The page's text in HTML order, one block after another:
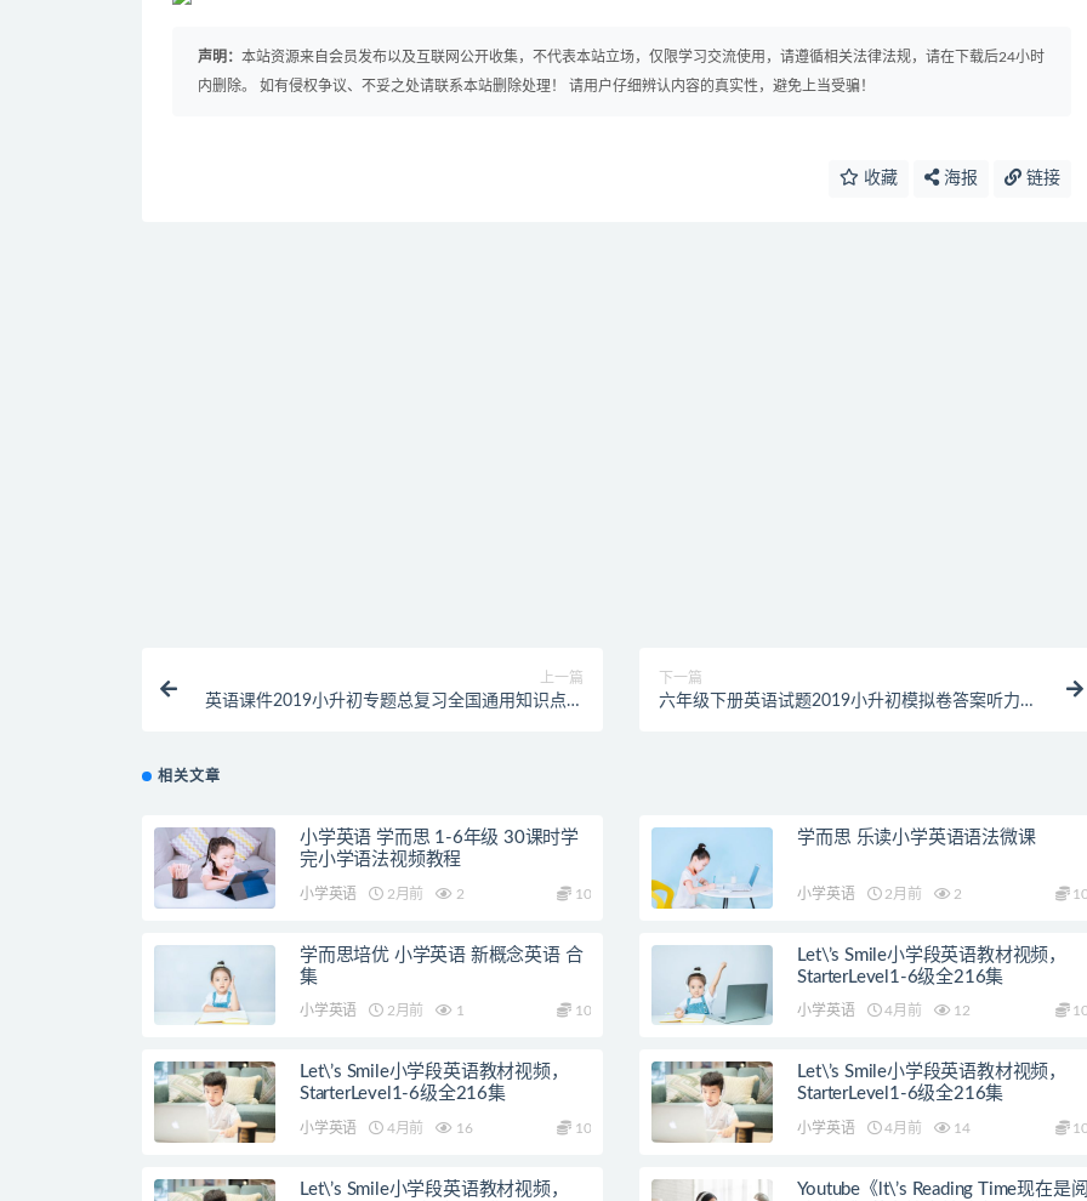
声明： 本站资源来自会员发布以及互联网公开收集，不代表本站立场，仅限学习交流使用，请遵循相关法律法规，请在下载后24小时
内删除。 如有侵权争议、不妥之处请联系本站删除处理！ 请用户仔细辨认内容的真实性，避免上当受骗！
收藏 海报 链接
上一篇
英语课件2019小升初专题总复习全国通用知识点讲
下一篇
六年级下册英语试题2019小升初模拟卷答案听力材
相关文章
小学英语 学而思 1-6年级 30课时学
完小学语法视频教程
小学英语 2月前 2 10
学而思 乐读小学英语语法微课
小学英语 2月前 2
学而思培优 小学英语 新概念英语 合
集
小学英语 2月前 1 10
Let\’s Smile小学段英语教材视频，
StarterLevel1-6级全216集
小学英语 4月前 12
Let\’s Smile小学段英语教材视频，
StarterLevel1-6级全216集
小学英语 4月前 16 10
Let\’s Smile小学段英语教材视频，
StarterLevel1-6级全216集
小学英语 4月前 14
Let\’s Smile小学段英语教材视频，
Youtube《lt\’s Reading Time现在是阅